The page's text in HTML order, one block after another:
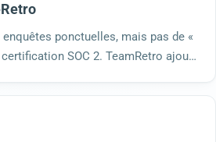
ponctuelles, mais pas de «
SOC 2. TeamRetro ajoute
de 200 modèles et une sécurité
2 de type 2.